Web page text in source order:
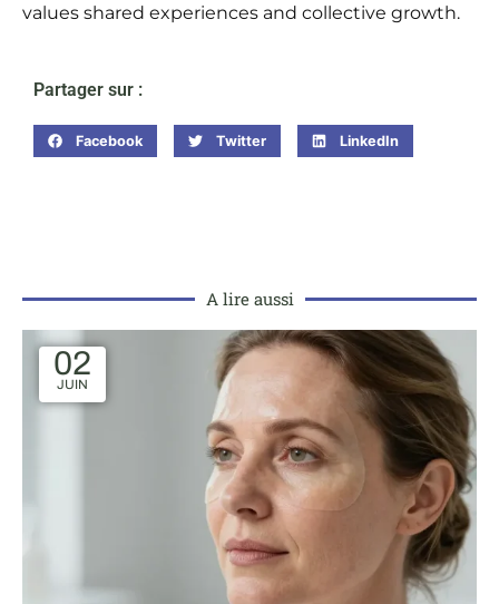
values shared experiences and collective growth.
Partager sur :
Facebook Twitter LinkedIn
A lire aussi
02
JUIN